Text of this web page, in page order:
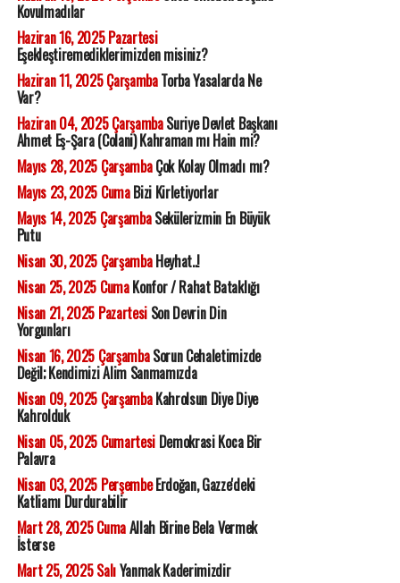
Kovulmadılar
Haziran 16, 2025 Pazartesi
Eşekleştiremediklerimizden misiniz?
Haziran 11, 2025 ÇarşambaTorba Yasalarda Ne
Var?
Haziran 04, 2025 ÇarşambaSuriye Devlet Başkanı
Ahmet Eş-Şara (Colani) Kahraman mı Hain mi?
Mayıs 28, 2025 ÇarşambaÇok Kolay Olmadı mı?
Mayıs 23, 2025 CumaBizi Kirletiyorlar
Mayıs 14, 2025 ÇarşambaSekülerizmin En Büyük
Putu
Nisan 30, 2025 ÇarşambaHeyhat..!
Nisan 25, 2025 CumaKonfor / Rahat Bataklığı
Nisan 21, 2025 PazartesiSon Devrin Din
Yorgunları
Nisan 16, 2025 ÇarşambaSorun Cehaletimizde
Değil; Kendimizi Alim Sanmamızda
Nisan 09, 2025 ÇarşambaKahrolsun Diye Diye
Kahrolduk
Nisan 05, 2025 CumartesiDemokrasi Koca Bir
Palavra
Nisan 03, 2025 PerşembeErdoğan, Gazze'deki
Katliamı Durdurabilir
Mart 28, 2025 CumaAllah Birine Bela Vermek
İsterse
Mart 25, 2025 SalıYanmak Kaderimizdir